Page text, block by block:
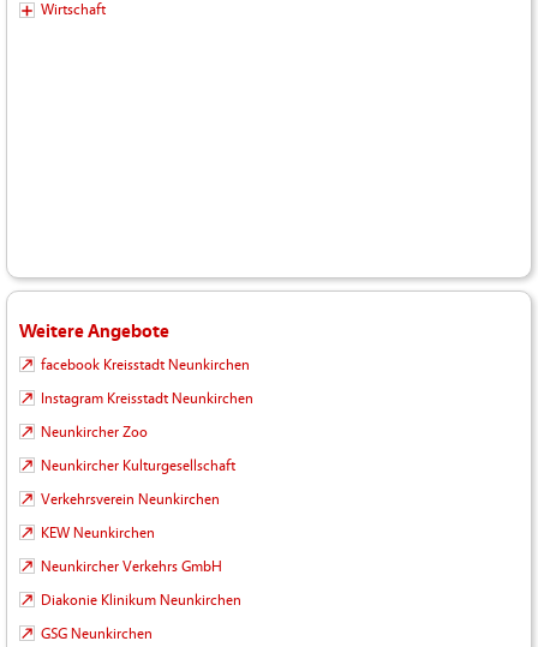
Wirtschaft
Weitere Angebote
facebook Kreisstadt Neunkirchen
Instagram Kreisstadt Neunkirchen
Neunkircher Zoo
Neunkircher Kulturgesellschaft
Verkehrsverein Neunkirchen
KEW Neunkirchen
Neunkircher Verkehrs GmbH
Diakonie Klinikum Neunkirchen
GSG Neunkirchen